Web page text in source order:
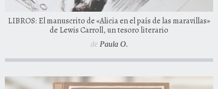
LIBROS: El manuscrito de «Alicia en el país de las maravillas»
de Lewis Carroll, un tesoro literario
de Paula O.